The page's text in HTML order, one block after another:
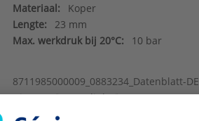
Materiaal:
Koper
Lengte:
23 mm
Max. werkdruk bij 20°C:
10 bar
8711985000009_0883234_Datenblatt-DE
Diagram() Deeplinks()